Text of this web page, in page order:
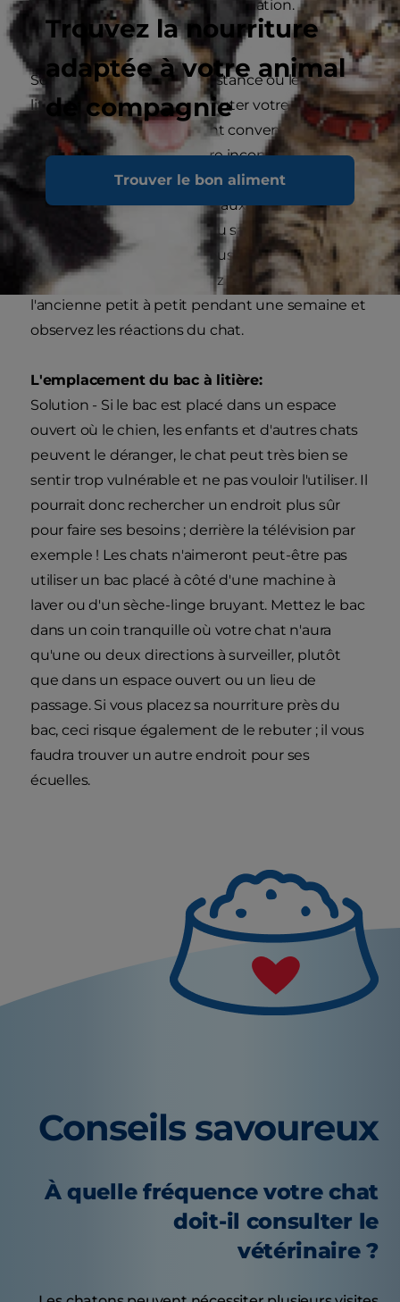
Trouvez la nourriture
adaptée à votre animal
de compagnie
Trouver le bon aliment
pourrait compliquer cette association.
Le mauvais type de litière:
Solution - Changer la consistance ou le type de
litière pourrait très bien rebuter votre chat. Les
copeaux de bois qui étaient convenables pour
un chaton peuvent paraître inconfortables sous
ses coussinets à fur et à mesure qu'il grandit. Les
chats préfèrent de la litière aux grains fins dont
la consistance ressemble au sable, sans
déodorisant parfumé. Si vous souhaitez changer
de type de litière, mélangez la nouvelle à
l'ancienne petit à petit pendant une semaine et
observez les réactions du chat.
L'emplacement du bac à litière:
Solution - Si le bac est placé dans un espace
ouvert où le chien, les enfants et d'autres chats
peuvent le déranger, le chat peut très bien se
sentir trop vulnérable et ne pas vouloir l'utiliser. Il
pourrait donc rechercher un endroit plus sûr
pour faire ses besoins ; derrière la télévision par
exemple ! Les chats n'aimeront peut-être pas
utiliser un bac placé à côté d'une machine à
laver ou d'un sèche-linge bruyant. Mettez le bac
dans un coin tranquille où votre chat n'aura
qu'une ou deux directions à surveiller, plutôt
que dans un espace ouvert ou un lieu de
passage. Si vous placez sa nourriture près du
bac, ceci risque également de le rebuter ; il vous
faudra trouver un autre endroit pour ses
écuelles.
Conseils savoureux
À quelle fréquence votre chat
doit-il consulter le
vétérinaire ?